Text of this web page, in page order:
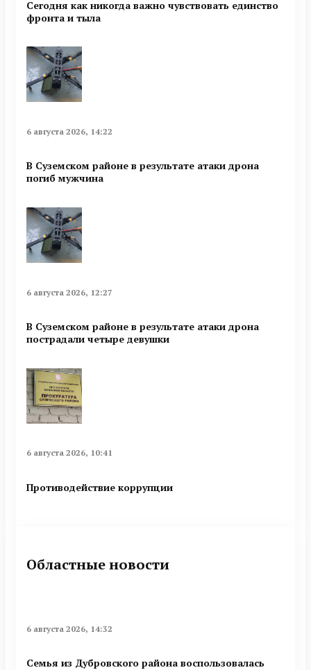
Сегодня как никогда важно чувствовать единство
фронта и тыла
6 августа 2026, 14:22
В Суземском районе в результате атаки дрона
погиб мужчина
6 августа 2026, 12:27
В Суземском районе в результате атаки дрона
пострадали четыре девушки
6 августа 2026, 10:41
Противодействие коррупции
Областные новости
6 августа 2026, 14:32
Семья из Дубровского района воспользовалась